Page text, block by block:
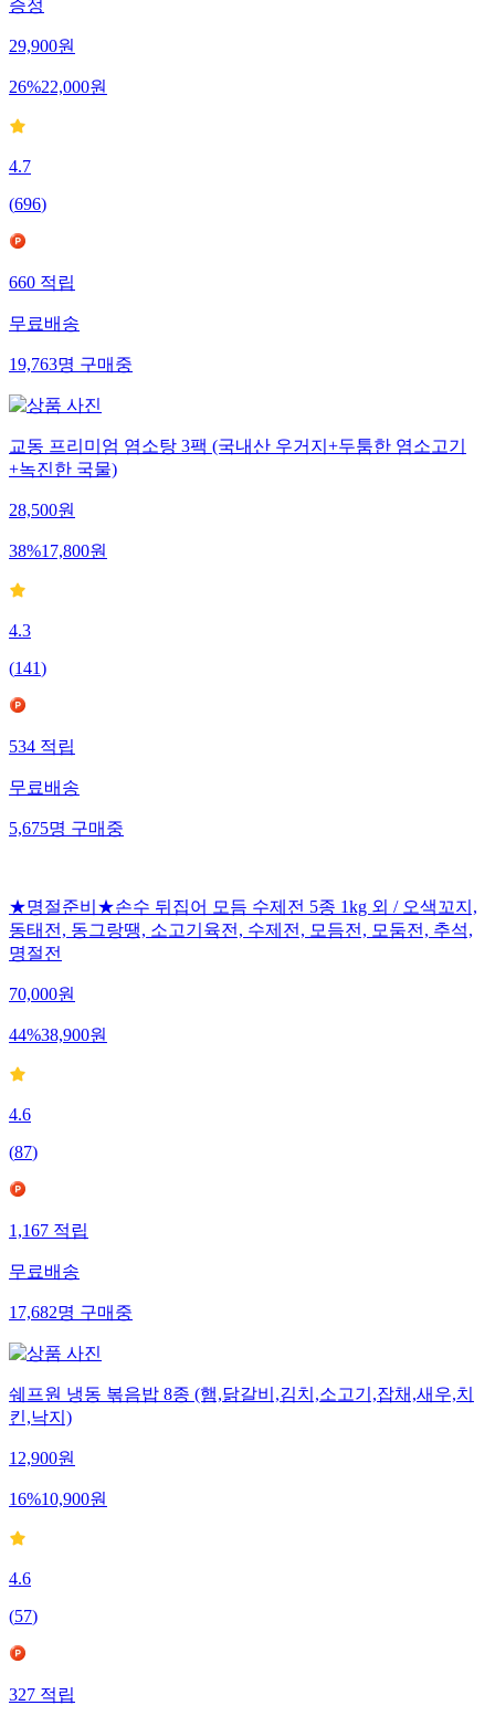
증정
29,900원
26%22,000원
4.7
(696)
660적립
무료배송
19,763명구매중
교동 프리미엄 염소탕 3팩 (국내산 우거지+두툼한 염소고기
+녹진한 국물)
28,500원
38%17,800원
4.3
(141)
534적립
무료배송
5,675명구매중
★명절준비★손수 뒤집어 모듬 수제전 5종 1kg 외 / 오색꼬지,
동태전, 동그랑땡, 소고기육전, 수제전, 모듬전, 모둠전, 추석,
명절전
70,000원
44%38,900원
4.6
(87)
1,167적립
무료배송
17,682명구매중
쉐프원 냉동 볶음밥 8종 (햄,닭갈비,김치,소고기,잡채,새우,치
킨,낙지)
12,900원
16%10,900원
4.6
(57)
327적립